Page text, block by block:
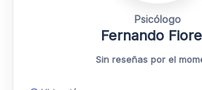
Psicólogo
Fernando
Sin reseñas por el